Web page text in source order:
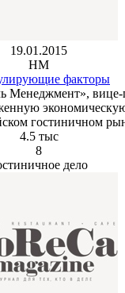
19.01.2015
HM
факторы
вице-
гостиничном
4.5 тыс
8
дело